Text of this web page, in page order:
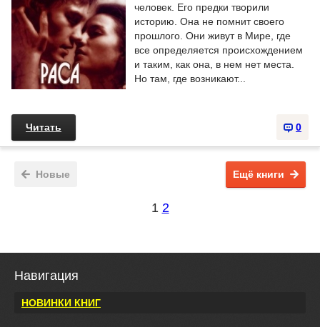
человек. Его предки творили
историю. Она не помнит своего
прошлого. Они живут в Мире, где
все определяется происхождением
и таким, как она, в нем нет места.
Но там, где возникают...
0
Читать
Новые Ещё книги
1 2
Навигация
НОВИНКИ КНИГ